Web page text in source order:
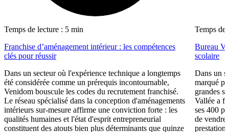
Temps de lecture : 5 min
Franchise d’aménagement intérieur : les compétences
clés pour réussir
Dans un secteur où l'expérience technique a longtemps
été considérée comme un prérequis incontournable,
Venidom bouscule les codes du recrutement franchisé.
Le réseau spécialisé dans la conception d'aménagements
intérieurs sur-mesure affirme une conviction forte : les
qualités humaines et l'état d'esprit entrepreneurial
constituent des atouts bien plus déterminants que quinze
Temps de
Bureau
scolaire
Dans un
marqué
grandes
Vallée a
ses 400
de vendre